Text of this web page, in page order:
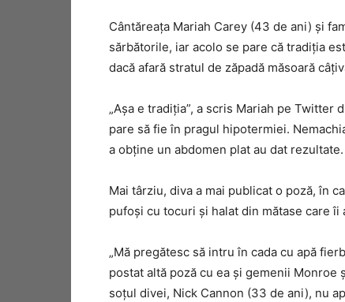
Cântăreaţa Mariah Carey (43 de ani) şi
sărbătorile, iar acolo se pare că tradiţia
dacă afară stratul de zăpadă măsoară
„Aşa e tradiţia”, a scris Mariah pe Twitter
pare să fie în pragul hipotermiei.
a obţine un abdomen plat au dat rezultate.
Mai târziu, diva a mai publicat o poză, în
pufoşi cu tocuri şi halat din mătase care
„Mă pregătesc să intru în cada cu apă
postat altă poză cu ea şi gemenii Monroe
soţul divei, Nick Cannon (33 de ani), nu